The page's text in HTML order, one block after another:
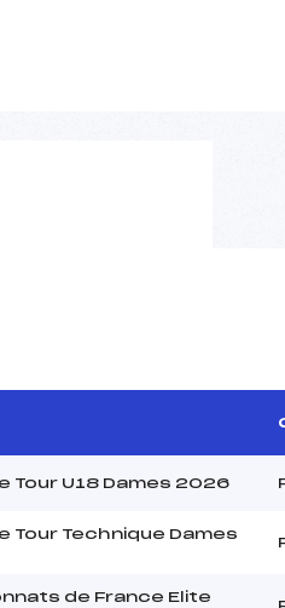
Tour U18 Dames 2026
Tour Technique Dames
de France Elite